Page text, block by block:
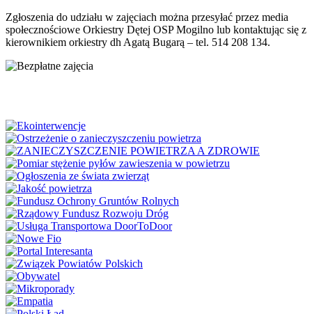
Zgłoszenia do udziału w zajęciach można przesyłać przez media
społecznościowe Orkiestry Dętej OSP Mogilno lub kontaktując się z
kierownikiem orkiestry dh Agatą Bugarą – tel. 514 208 134.